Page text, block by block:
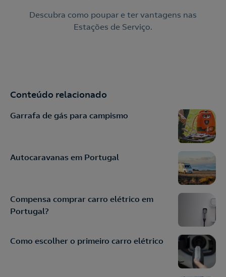
Descubra como poupar e ter vantagens nas
Estações de Serviço.
Conteúdo relacionado
Garrafa de gás para campismo
Autocaravanas em Portugal
Compensa comprar carro elétrico em
Portugal?
Como escolher o primeiro carro elétrico